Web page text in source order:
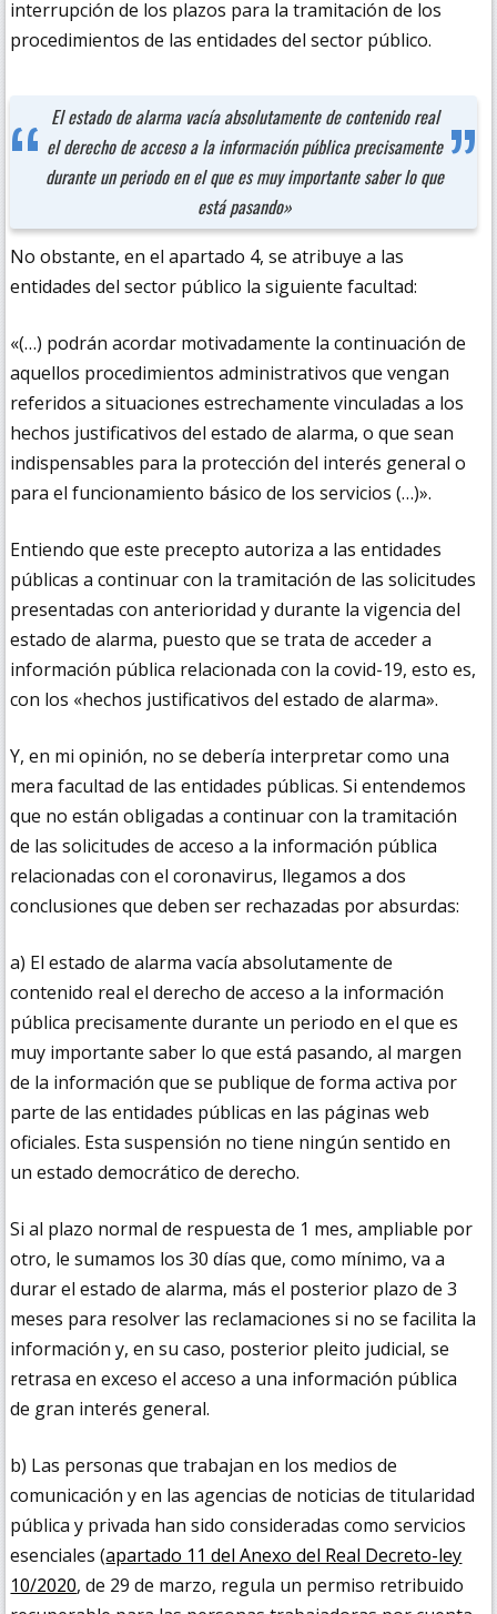
interrupción de los plazos para la tramitación de los
procedimientos de las entidades del sector público.
El estado de alarma vacía absolutamente de contenido real
el derecho de acceso a la información pública precisamente
durante un periodo en el que es muy importante saber lo que
está pasando»
No obstante, en el apartado 4, se atribuye a las
entidades del sector público la siguiente facultad:
«(…) podrán acordar motivadamente la continuación de
aquellos procedimientos administrativos que vengan
referidos a situaciones estrechamente vinculadas a los
hechos justificativos del estado de alarma, o que sean
indispensables para la protección del interés general o
para el funcionamiento básico de los servicios (…)».
Entiendo que este precepto autoriza a las entidades
públicas a continuar con la tramitación de las solicitudes
presentadas con anterioridad y durante la vigencia del
estado de alarma, puesto que se trata de acceder a
información pública relacionada con la covid-19, esto es,
con los «hechos justificativos del estado de alarma».
Y, en mi opinión, no se debería interpretar como una
mera facultad de las entidades públicas. Si entendemos
que no están obligadas a continuar con la tramitación
de las solicitudes de acceso a la información pública
relacionadas con el coronavirus, llegamos a dos
conclusiones que deben ser rechazadas por absurdas:
a) El estado de alarma vacía absolutamente de
contenido real el derecho de acceso a la información
pública precisamente durante un periodo en el que es
muy importante saber lo que está pasando, al margen
de la información que se publique de forma activa por
parte de las entidades públicas en las páginas web
oficiales. Esta suspensión no tiene ningún sentido en
un estado democrático de derecho.
Si al plazo normal de respuesta de 1 mes, ampliable por
otro, le sumamos los 30 días que, como mínimo, va a
durar el estado de alarma, más el posterior plazo de 3
meses para resolver las reclamaciones si no se facilita la
información y, en su caso, posterior pleito judicial, se
retrasa en exceso el acceso a una información pública
de gran interés general.
b) Las personas que trabajan en los medios de
comunicación y en las agencias de noticias de titularidad
pública y privada han sido consideradas como servicios
esenciales (apartado 11 del Anexo del Real Decreto-ley
10/2020, de 29 de marzo, regula un permiso retribuido